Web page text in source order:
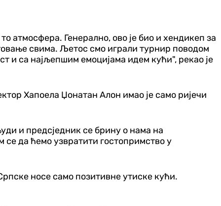
атмосфера. Генерално, ово је био и хендикеп за
свима. Љетос смо играли турнир поводом
и са најљепшим емоцијама идем кући", рекао је
Хапоела Џонатан Алон имао је само ријечи
и предсједник се брину о нама на
да ћемо узвратити гостопримство у
носе само позитивне утиске кући.